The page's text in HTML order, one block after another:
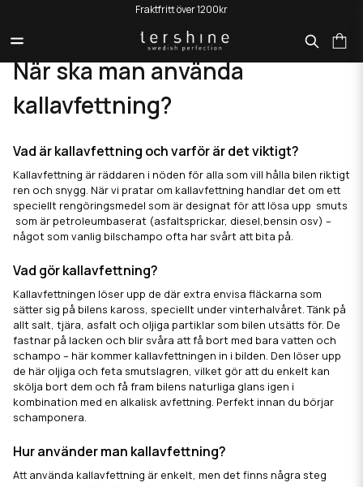
Fraktfritt över 1200kr
När ska man använda
kallavfettning?
Vad är kallavfettning och varför är det viktigt?
Kallavfettning är räddaren i nöden för alla som vill hålla bilen riktigt
ren och snygg. När vi pratar om kallavfettning handlar det om ett
speciellt rengöringsmedel som är designat för att lösa upp smuts
som är petroleumbaserat (asfaltsprickar, diesel,bensin osv) –
något som vanlig bilschampo ofta har svårt att bita på.
Vad gör kallavfettning?
Kallavfettningen löser upp de där extra envisa fläckarna som
sätter sig på bilens kaross, speciellt under vinterhalvåret. Tänk på
allt salt, tjära, asfalt och oljiga partiklar som bilen utsätts för. De
fastnar på lacken och blir svåra att få bort med bara vatten och
schampo – här kommer kallavfettningen in i bilden. Den löser upp
de här oljiga och feta smutslagren, vilket gör att du enkelt kan
skölja bort dem och få fram bilens naturliga glans igen i
kombination med en alkalisk avfettning. Perfekt innan du börjar
schamponera.
Hur använder man kallavfettning?
Att använda kallavfettning är enkelt, men det finns några steg